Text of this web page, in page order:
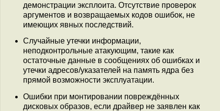
демонстрации эксплоита. Отсутствие проверок
аргументов и возвращаемых кодов ошибок, не
имеющих явных последствий.
Случайные утечки информации,
неподконтрольные атакующим, такие как
остаточные данные в сообщениях об ошибках и
утечки адресов/указателей на память ядра без
прямой возможности эксплуатации.
Ошибки при монтировании повреждённых
дисковых образов, если драйвер не заявлен как